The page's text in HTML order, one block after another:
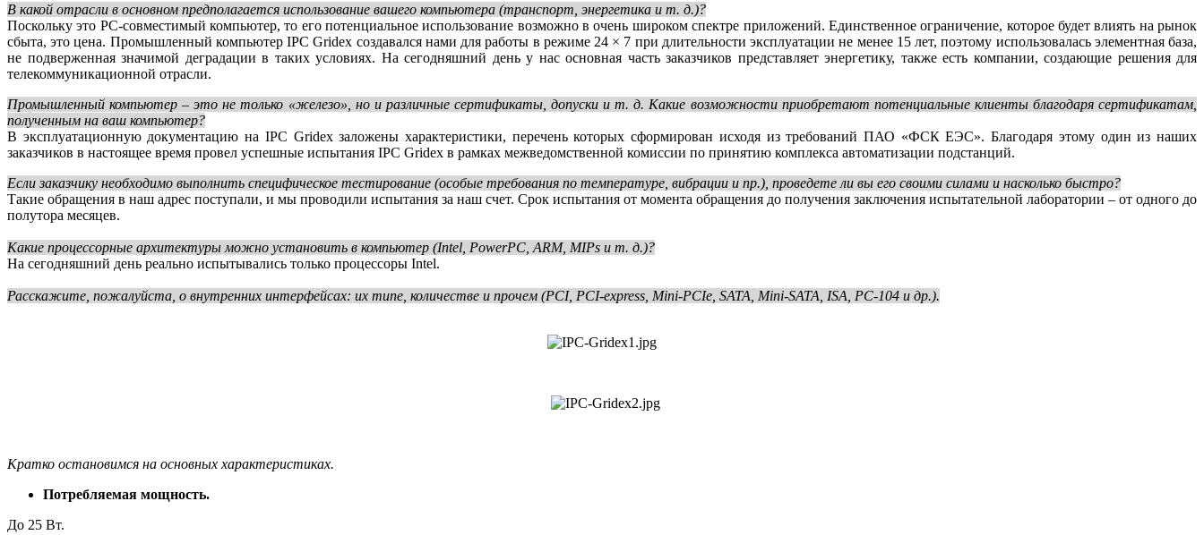
В какой отрасли в основном предполагается использование вашего компьютера (транспорт, энергетика и т. д.)?
Поскольку это РС-совместимый компьютер, то его потенциальное использование возможно в очень широком спектре приложений. Единственное ограничение, которое будет влиять на рынок
сбыта, это цена. Промышленный компьютер IPC Gridex создавался нами для работы в режиме 24 × 7 при длительности эксплуатации не менее 15 лет, поэтому использовалась элементная база,
не подверженная значимой деградации в таких условиях. На сегодняшний день у нас основная часть заказчиков представляет энергетику, также есть компании, создающие решения для
телекоммуникационной отрасли.
Промышленный компьютер – это не только «железо», но и различные сертификаты, допуски и т. д. Какие возможности приобретают потенциальные клиенты благодаря сертификатам,
полученным на ваш компьютер?
В эксплуатационную документацию на IPC Gridex заложены характеристики, перечень которых сформирован исходя из требований ПАО «ФСК ЕЭС». Благодаря этому один из наших
заказчиков в настоящее время провел успешные испытания IPC Gridex в рамках межведомственной комиссии по принятию комплекса автоматизации подстанций.
Если заказчику необходимо выполнить специфическое тестирование (особые требования по температуре, вибрации и пр.), проведете ли вы его своими силами и насколько быстро?
Такие обращения в наш адрес поступали, и мы проводили испытания за наш счет. Срок испытания от момента обращения до получения заключения испытательной лаборатории – от одного до
полутора месяцев.
Какие процессорные архитектуры можно установить в компьютер (Intel, PowerPC, ARM, MIPs и т. д.)?
На сегодняшний день реально испытывались только процессоры Intel.
Расскажите, пожалуйста, о внутренних интерфейсах: их типе, количестве и прочем (PCI, PCI-express, Mini-PCIe, SATA, Mini-SATA, ISA, PC‑104 и др.).
Кратко остановимся на основных характеристиках.
Потребляемая мощность.
До 25 Вт.